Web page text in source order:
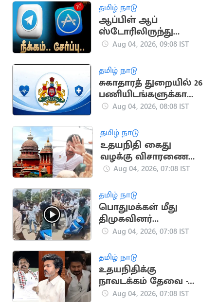
தமிழ் நாடு
ஆப்பிள் ஆப்
ஸ்டோரிலிருந்து
டெலிகிராம் திடீர்
Aug 04, 2026, 09:08 IST
தமிழ் நாடு
சுகாதாரத் துறையில் 26
பணியிடங்களுக்கான
ஆள்சேர்ப்பு
Aug 04, 2026, 08:08 IST
தமிழ் நாடு
உதயநிதி கைது
வழக்கு விசாரணை
மதியம் 2.15-க்கு
Aug 04, 2026, 07:08 IST
தமிழ் நாடு
பொதுமக்கள் மீது
திமுகவினர்
கொலைவெறித்
Aug 04, 2026, 07:08 IST
தமிழ் நாடு
உதயநிதிக்கு
நாவடக்கம் தேவை -
எடப்பாடி பழனிசாமி
Aug 04, 2026, 07:08 IST